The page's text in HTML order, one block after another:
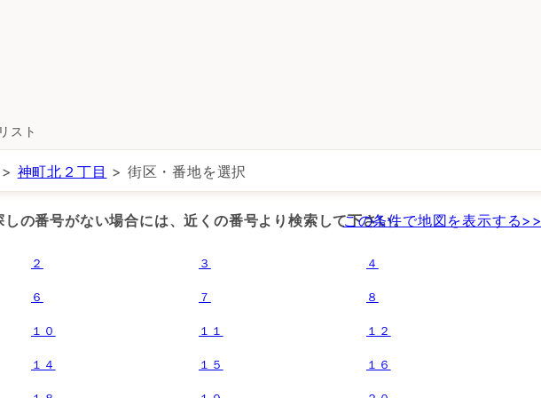
スト
神町北２丁目 > 街区・番地を選択
の番号がない場合には、近くの番号より検索して下さい。この条件で地図を表示する>>
２ ３ ４
６ ７ ８
１０ １１ １２
１４ １５ １６